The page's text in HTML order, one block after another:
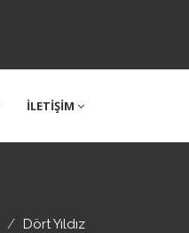
İLETİŞİM
Dört Yıldız